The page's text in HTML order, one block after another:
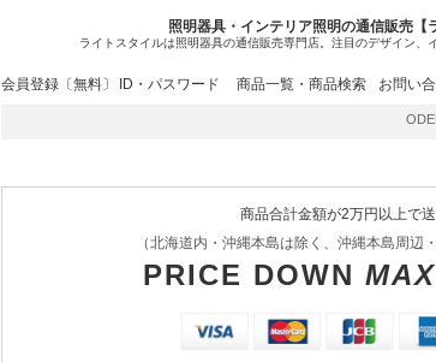
照明器具・インテリア照明の通信販売【
ライトスタイルは照明器具の通信販売専門店。注目のデザイン、
会員登録〔無料〕 ID・パスワード 商品一覧・商品検索 お問い
ODELIC
商品合計金額が2万円以上で
（北海道内・沖縄本島は除く、沖縄本島周辺
PRICE DOWN